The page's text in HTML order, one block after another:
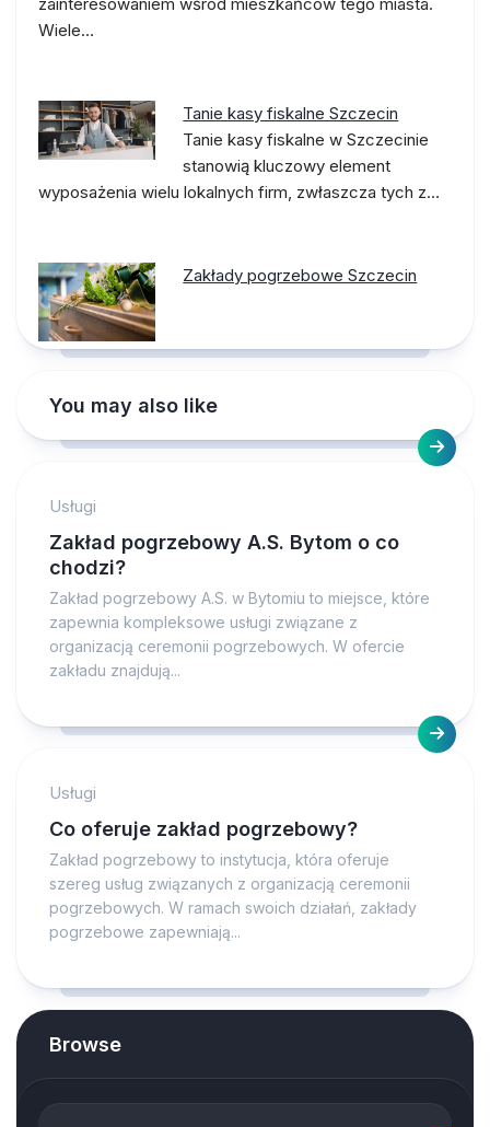
zainteresowaniem wśród mieszkańców tego miasta.
Wiele…
Tanie kasy fiskalne Szczecin
Tanie kasy fiskalne w Szczecinie
stanowią kluczowy element
wyposażenia wielu lokalnych firm, zwłaszcza tych z…
Zakłady pogrzebowe Szczecin
You may also like
Usługi
Zakład pogrzebowy A.S. Bytom o co
chodzi?
Zakład pogrzebowy A.S. w Bytomiu to miejsce, które
zapewnia kompleksowe usługi związane z
organizacją ceremonii pogrzebowych. W ofercie
zakładu znajdują...
Usługi
Co oferuje zakład pogrzebowy?
Zakład pogrzebowy to instytucja, która oferuje
szereg usług związanych z organizacją ceremonii
pogrzebowych. W ramach swoich działań, zakłady
pogrzebowe zapewniają...
Browse